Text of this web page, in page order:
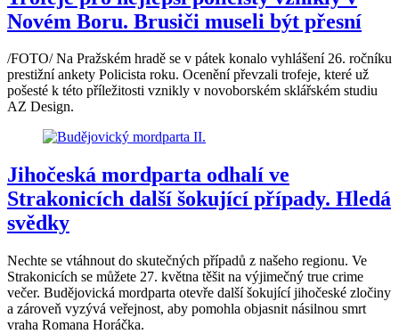
Novém Boru. Brusiči museli být přesní
/FOTO/ Na Pražském hradě se v pátek konalo vyhlášení 26. ročníku
prestižní ankety Policista roku. Ocenění převzali trofeje, které už
pošesté k této příležitosti vznikly v novoborském sklářském studiu
AZ Design.
Jihočeská mordparta odhalí ve
Strakonicích další šokující případy. Hledá
svědky
Nechte se vtáhnout do skutečných případů z našeho regionu. Ve
Strakonicích se můžete 27. května těšit na výjimečný true crime
večer. Budějovická mordparta otevře další šokující jihočeské zločiny
a zároveň vyzývá veřejnost, aby pomohla objasnit násilnou smrt
vraha Romana Horáčka.